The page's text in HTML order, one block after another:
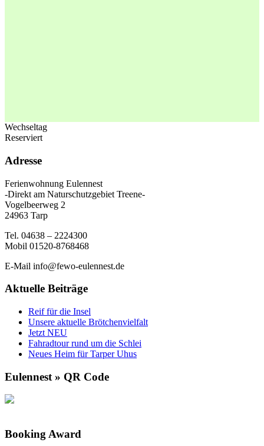
Wechseltag
Reserviert
Adresse
Ferienwohnung Eulennest
-Direkt am Naturschutzgebiet Treene-
Vogelbeerweg 2
24963 Tarp
Tel. 04638 – 2224300
Mobil 01520-8768468
E-Mail info@fewo-eulennest.de
Aktuelle Beiträge
Reif für die Insel
Unsere aktuelle Brötchenvielfalt
Jetzt NEU
Fahradtour rund um die Schlei
Neues Heim für Tarper Uhus
Eulennest » QR Code
Booking Award